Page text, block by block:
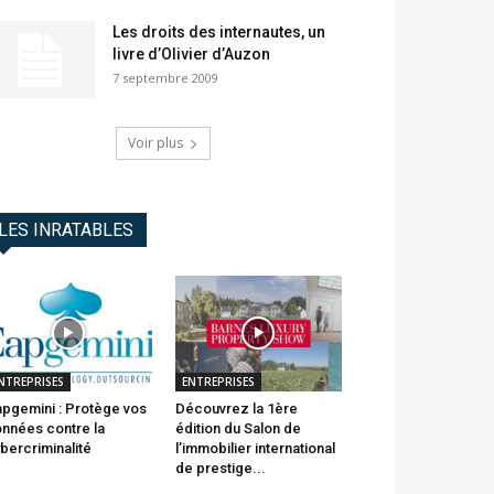
Les droits des internautes, un
livre d’Olivier d’Auzon
7 septembre 2009
Voir plus
LES INRATABLES
: Protège vos
contre la
ENTREPRISES
Découvrez la 1ère
édition du Salon de
l’immobilier international
de prestige...